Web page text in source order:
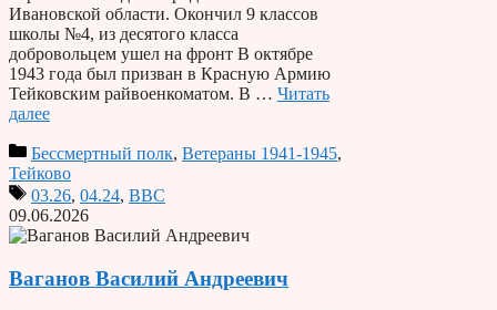
Ивановской области. Окончил 9 классов
школы №4, из десятого класса
добровольцем ушел на фронт В октябре
1943 года был призван в Красную Армию
Тейковским райвоенкоматом. В … Читать
далее
Бессмертный полк, Ветераны 1941-1945,
Тейково
03.26, 04.24, ВВС
09.06.2026
Ваганов Василий Андреевич